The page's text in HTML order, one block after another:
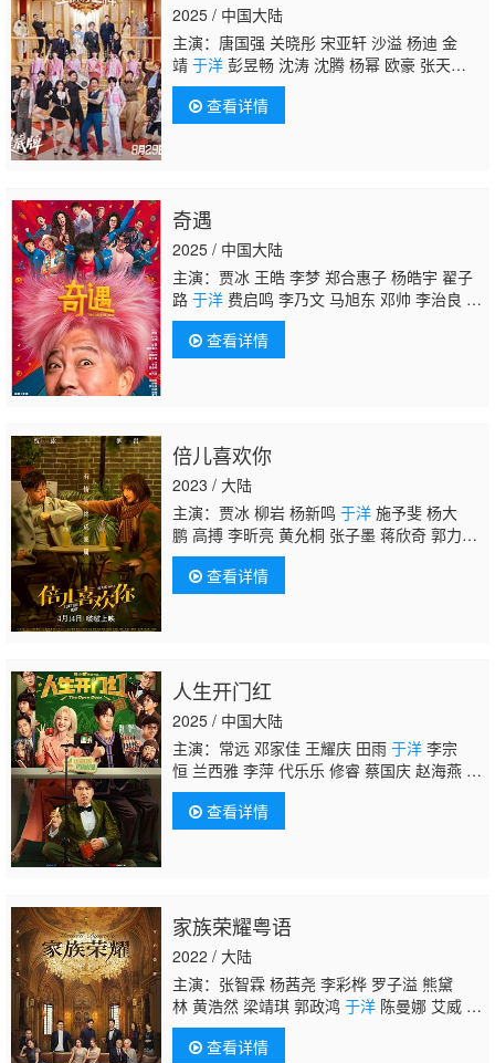
2025 / 中国大陆
主演：唐国强 关晓彤 宋亚轩 沙溢 杨迪 金
靖 于洋彭昱畅 沈涛 沈腾 杨幂 欧豪 张天
阳 蓝盈莹 张海宇 贾冰 李梦 李乃文 冯满 小沈
阳 马嘉祺 丁程鑫 刘耀文 张真源 严浩翔 贺峻
霖 黄渤 范丞丞 常远 李嘉琦 付航 闫妮 黄晓
查看详情
奇遇
2025 / 中国大陆
主演：贾冰 王皓 李梦 郑合惠子 杨皓宇 翟子
路 于洋费启鸣 李乃文 马旭东 邓帅 李治良 冯
满 郝瀚 李飞 小沈阳 徐浩伦 谭湘文 唐香玉
查看详情
倍儿喜欢你
2023 / 大陆
主演：贾冰 柳岩 杨新鸣 于洋施予斐 杨大
鹏 高搏 李昕亮 黄允桐 张子墨 蒋欣奇 郭力
行 刘子豪 常远 魏翔 鄂靖文 潘斌龙 冯雷 曾
黎 孙越 修睿 刘天佐 范湉湉 喳喳 林柒予 潘柚
彤 马典滨 单越升
查看详情
人生开门红
2025 / 中国大陆
主演：常远 邓家佳 王耀庆 田雨 于洋李宗
恒 兰西雅 李萍 代乐乐 修睿 蔡国庆 赵海燕 管
乐 刘旸 王迅 傅菁 土豆 吕严 陶亮
查看详情
家族荣耀粤语
2022 / 大陆
主演：张智霖 杨茜尧 李彩桦 罗子溢 熊黛
林 黄浩然 梁靖琪 郭政鸿 于洋陈曼娜 艾威 余
安安 陈明君 朱鉴然 刘沛蘅 潘艺桐
查看详情